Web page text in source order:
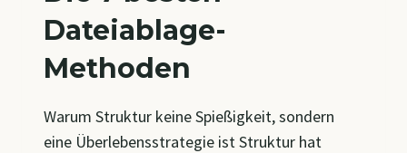
Dateiablage-
Methoden
Warum Struktur keine Spießigkeit, sondern
eine Überlebensstrategie ist Struktur hat